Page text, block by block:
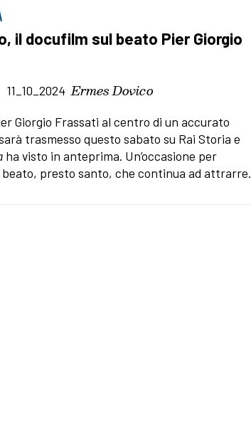
il docufilm sul beato Pier Giorgio
11_10_2024 Ermes Dovico
Giorgio Frassati al centro di un accurato
trasmesso questo sabato su Rai Storia e
ha visto in anteprima. Un’occasione per
presto santo, che continua ad attrarre.